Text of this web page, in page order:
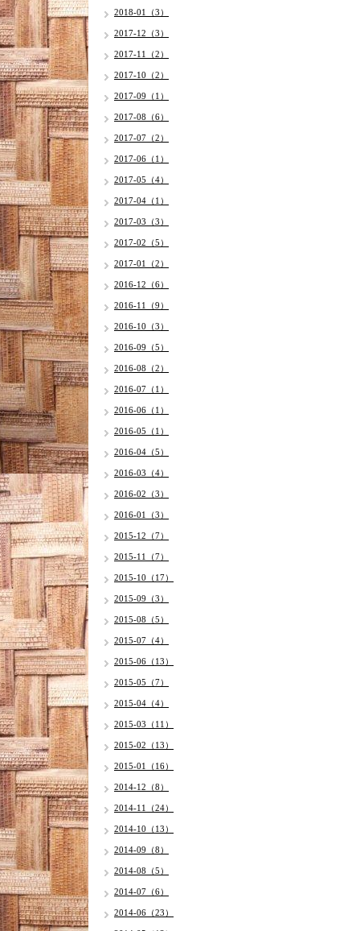
2018-01（3）
2017-12（3）
2017-11（2）
2017-10（2）
2017-09（1）
2017-08（6）
2017-07（2）
2017-06（1）
2017-05（4）
2017-04（1）
2017-03（3）
2017-02（5）
2017-01（2）
2016-12（6）
2016-11（9）
2016-10（3）
2016-09（5）
2016-08（2）
2016-07（1）
2016-06（1）
2016-05（1）
2016-04（5）
2016-03（4）
2016-02（3）
2016-01（3）
2015-12（7）
2015-11（7）
2015-10（17）
2015-09（3）
2015-08（5）
2015-07（4）
2015-06（13）
2015-05（7）
2015-04（4）
2015-03（11）
2015-02（13）
2015-01（16）
2014-12（8）
2014-11（24）
2014-10（13）
2014-09（8）
2014-08（5）
2014-07（6）
2014-06（23）